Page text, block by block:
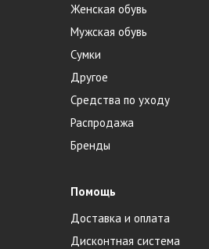
Женская обувь
Мужская обувь
Сумки
Другое
Средства по уходу
Распродажа
Бренды
Помощь
Доставка и оплата
Дисконтная система